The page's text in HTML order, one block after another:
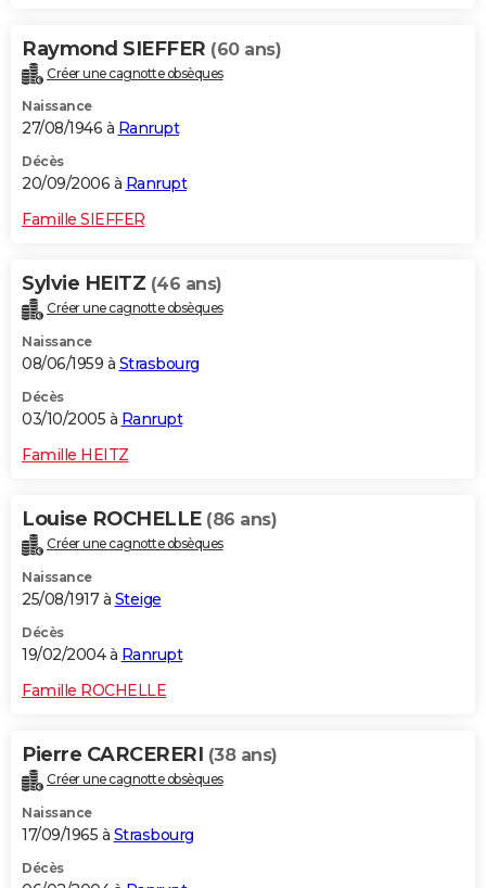
Raymond SIEFFER (60 ans)
Créer une cagnotte obsèques
Naissance
27/08/1946 à Ranrupt
Décès
20/09/2006 à Ranrupt
Famille SIEFFER
Sylvie HEITZ (46 ans)
Créer une cagnotte obsèques
Naissance
08/06/1959 à Strasbourg
Décès
03/10/2005 à Ranrupt
Famille HEITZ
Louise ROCHELLE (86 ans)
Créer une cagnotte obsèques
Naissance
25/08/1917 à Steige
Décès
19/02/2004 à Ranrupt
Famille ROCHELLE
Pierre CARCERERI (38 ans)
Créer une cagnotte obsèques
Naissance
17/09/1965 à Strasbourg
Décès